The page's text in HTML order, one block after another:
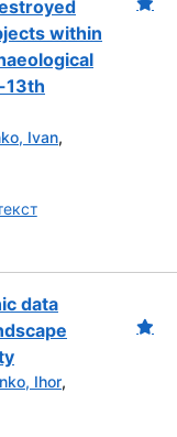
within
13th
Ivan,
data
Ihor,